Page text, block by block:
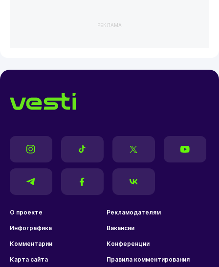
РЕКЛАМА
О проекте Рекламодателям
Инфографика Вакансии
Комментарии Конференции
Карта сайта Правила комментирования